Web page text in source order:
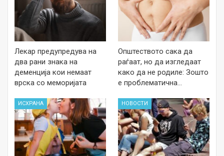
Лекар предупредува на
два рани знака на
деменција кои немаат
врска со меморијата
Општеството сака да
раѓаат, но да изгледаат
како да не родиле: Зошто
е проблематична…
ИСХРАНА НОВОСТИ